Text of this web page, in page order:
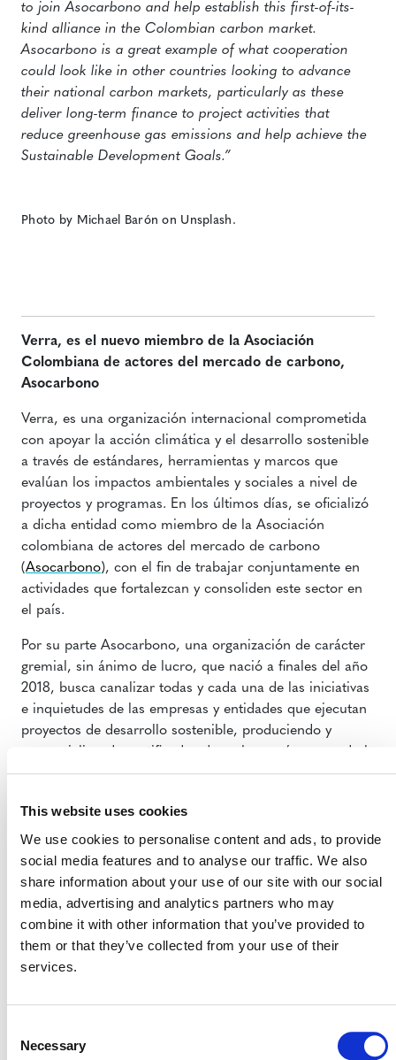
This website uses cookies
We use cookies to personalise content and ads, to provide
social media features and to analyse our traffic. We also
share information about your use of our site with our social
media, advertising and analytics partners who may
combine it with other information that you’ve provided to
them or that they’ve collected from your use of their
services.
Selection
Necessary
to join Asocarbono and help establish this first-of-its-
kind alliance in the Colombian carbon market.
Asocarbono is a great example of what cooperation
could look like in other countries looking to advance
their national carbon markets, particularly as these
deliver long-term finance to project activities that
reduce greenhouse gas emissions and help achieve the
Sustainable Development Goals.”
Photo by Michael Barón on Unsplash.
Verra, es el nuevo miembro de la Asociación
Colombiana de actores del mercado de carbono,
Asocarbono
Verra, es una organización internacional comprometida
con apoyar la acción climática y el desarrollo sostenible
a través de estándares, herramientas y marcos que
evalúan los impactos ambientales y sociales a nivel de
proyectos y programas. En los últimos días, se oficializó
a dicha entidad como miembro de la Asociación
colombiana de actores del mercado de carbono
(Asocarbono), con el fin de trabajar conjuntamente en
actividades que fortalezcan y consoliden este sector en
el país.
Por su parte Asocarbono, una organización de carácter
gremial, sin ánimo de lucro, que nació a finales del año
2018, busca canalizar todas y cada una de las iniciativas
e inquietudes de las empresas y entidades que ejecutan
proyectos de desarrollo sostenible, produciendo y
comercializando certificados de carbono y/o apoyando la
integridad ambiental y social de éstos.
Este tipo de alianzas se crean con el fin de garantizar a
trabaja continuamente por agremiar a organizaciones
nacionales e internacionales comprometidas con labor
de políticas que mitiguen el impacto del cambio
climático a nivel mundial.
“Verra ha estado vinculado con el desarrollo de
proyectos de mitigación al cambio climático en
dinamiza su relación con los actores del mercado del
carbono en una circunstancia en la que se requieren